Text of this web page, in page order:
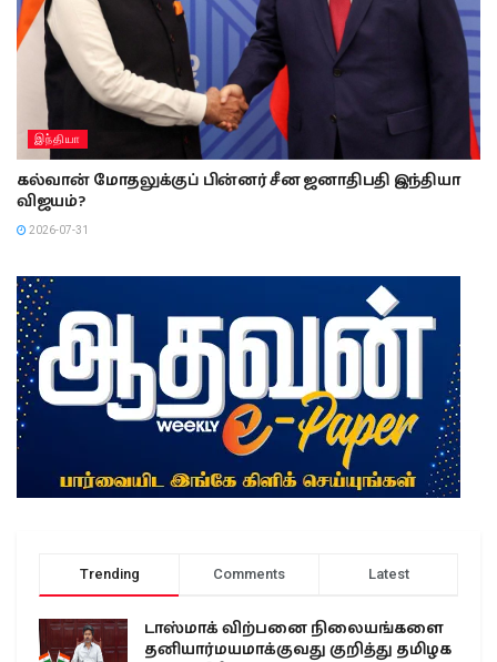
இந்தியா
கல்வான் மோதலுக்குப் பின்னர் சீன ஜனாதிபதி இந்தியா
விஜயம்?
2026-07-31
Trending Comments Latest
டாஸ்மாக் விற்பனை நிலையங்களை
தனியார்மயமாக்குவது குறித்து தமிழக